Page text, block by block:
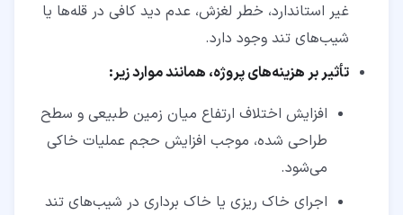
غیر استاندارد، خطر لغزش، عدم دید کافی در قله‌ها یا
شیب‌های تند وجود دارد.
تأثیر بر هزینه‌های پروژه، همانند موارد زیر:
افزایش اختلاف ارتفاع میان زمین طبیعی و سطح
طراحی ‌شده، موجب افزایش حجم عملیات خاکی
می‌شود.
اجرای خاک ‌ریزی یا خاک ‌برداری در شیب‌های تند